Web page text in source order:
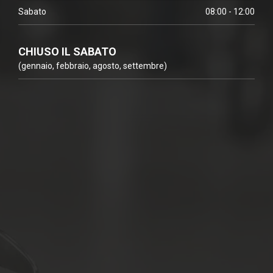
Sabato 08:00 - 12:00
CHIUSO IL SABATO
(gennaio, febbraio, agosto, settembre)